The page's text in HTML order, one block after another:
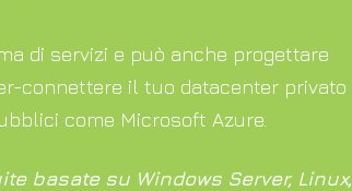
di servizi e può anche progettare
connettere il tuo datacenter privato
come Microsoft Azure.
basate su Windows Server, Linux,